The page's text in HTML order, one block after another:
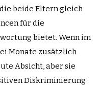
beide Eltern gleich
für die
bietet. Wenn im
Monate zusätzlich
Absicht, aber sie
Diskriminierung